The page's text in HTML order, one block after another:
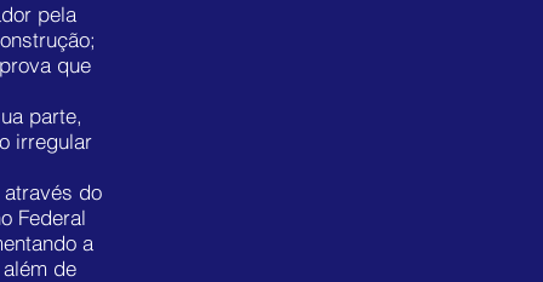
do
pela
que
parte,
irregular
do
Federal
a
de